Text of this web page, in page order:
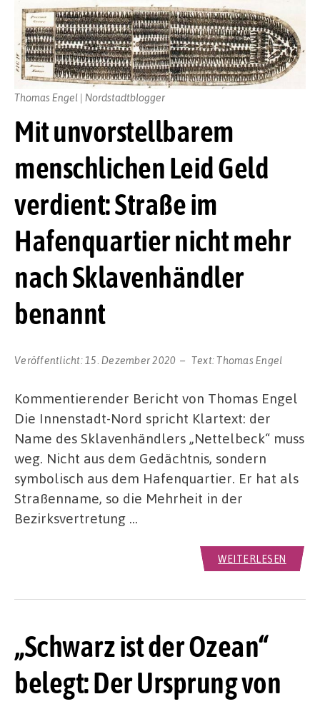
Mit unvorstellbarem
menschlichen Leid Geld
verdient: Straße im
Hafenquartier nicht mehr
nach Sklavenhändler
benannt
Veröffentlicht: 15. Dezember 2020 Text:Thomas Engel
Thomas Engel | Nordstadtblogger
Kommentierender Bericht von Thomas Engel
Die Innenstadt-Nord spricht Klartext: der
Name des Sklavenhändlers „Nettelbeck“ muss
weg. Nicht aus dem Gedächtnis, sondern
symbolisch aus dem Hafenquartier. Er hat als
Straßenname, so die Mehrheit in der
Bezirksvertretung …
WEITERLESEN
„Schwarz ist der Ozean“
belegt: Der Ursprung von